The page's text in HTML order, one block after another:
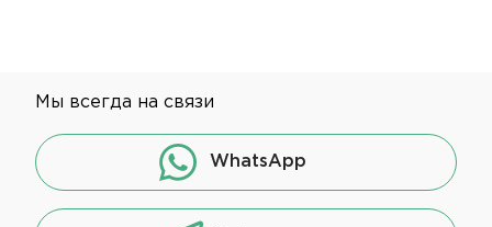
Мы всегда на связи
WhatsApp